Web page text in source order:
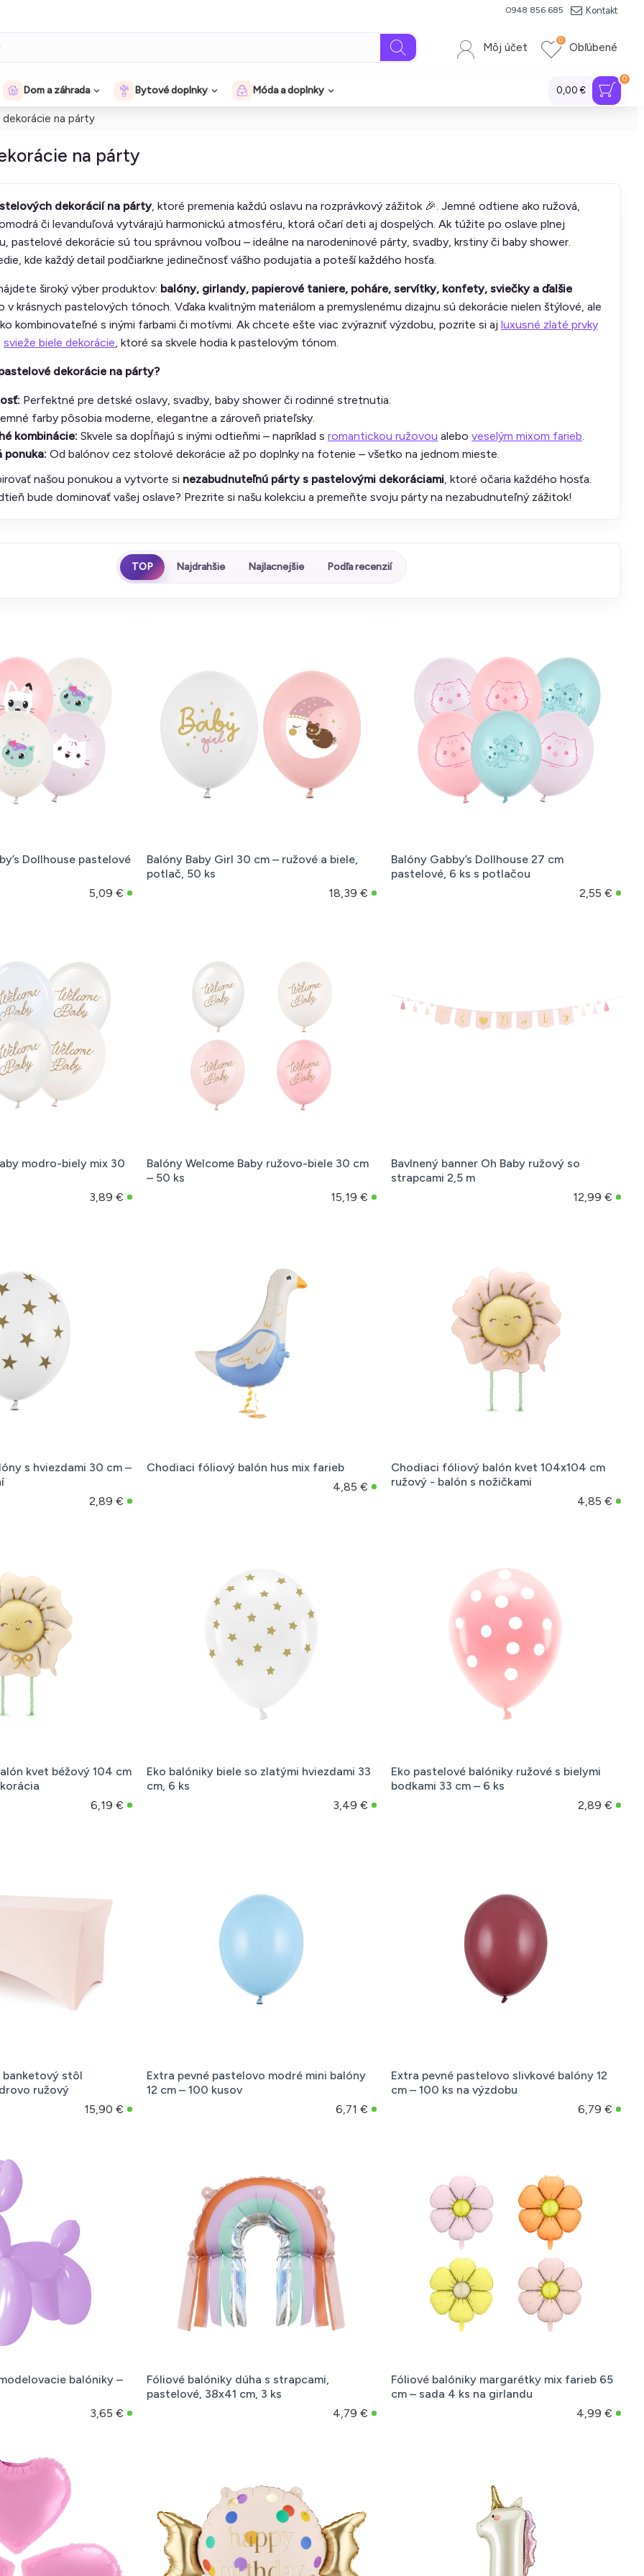
0948 856 685 Kontakt
Môj účet Obľúbené
0
Dom a záhrada Bytové doplnky Móda a doplnky 0,00 €
0
na párty
na párty
dekorácií na párty, ktoré premenia každú oslavu na rozprávkový zážitok 🎉. Jemné odtiene ako ružová,
či levanduľová vytvárajú harmonickú atmosféru, ktorá očarí deti aj dospelých. Ak túžite po oslave plnej
pastelové dekorácie sú tou správnou voľbou – ideálne na narodeninové párty, svadby, krstiny či baby shower.
kde každý detail podčiarkne jedinečnosť vášho podujatia a poteší každého hosťa.
široký výber produktov: balóny, girlandy, papierové taniere, poháre, servítky, konfety, sviečky a ďalšie
v krásnych pastelových tónoch. Vďaka kvalitným materiálom a premyslenému dizajnu sú dekorácie nielen štýlové, ale
kombinovateľné s inými farbami či motívmi. Ak chcete ešte viac zvýrazniť výzdobu, pozrite si aj luxusné zlaté prvky
svieže biele dekorácie, ktoré sa skvele hodia k pastelovým tónom.
dekorácie na párty?
Perfektné pre detské oslavy, svadby, baby shower či rodinné stretnutia.
farby pôsobia moderne, elegantne a zároveň priateľsky.
kombinácie: Skvele sa dopĺňajú s inými odtieňmi – napríklad s romantickou ružovou alebo veselým mixom farieb.
ponuka: Od balónov cez stolové dekorácie až po doplnky na fotenie – všetko na jednom mieste.
našou ponukou a vytvorte si nezabudnuteľnú párty s pastelovými dekoráciami, ktoré očaria každého hosťa.
bude dominovať vašej oslave? Prezrite si našu kolekciu a premeňte svoju párty na nezabudnuteľný zážitok!
TOP Najdrahšie Najlacnejšie Podľa recenzií
Dollhouse pastelové
5,09 €
Balóny Baby Girl 30 cm – ružové a biele,
potlač, 50 ks
18,39 €
Balóny Gabby’s Dollhouse 27 cm
pastelové, 6 ks s potlačou
2,55 €
modro-biely mix 30
3,89 €
Balóny Welcome Baby ružovo-biele 30 cm
– 50 ks
15,19 €
Bavlnený banner Oh Baby ružový so
strapcami 2,5 m
12,99 €
s hviezdami 30 cm –
2,89 €
Chodiaci fóliový balón hus mix farieb
4,85 €
Chodiaci fóliový balón kvet 104x104 cm
ružový - balón s nožičkami
4,85 €
kvet béžový 104 cm
6,19 €
Eko balóniky biele so zlatými hviezdami 33
cm, 6 ks
3,49 €
Eko pastelové balóniky ružové s bielymi
bodkami 33 cm – 6 ks
2,89 €
banketový stôl
ružový
15,90 €
Extra pevné pastelovo modré mini balóny
12 cm – 100 kusov
6,71 €
Extra pevné pastelovo slivkové balóny 12
cm – 100 ks na výzdobu
6,79 €
balóniky –
3,65 €
Fóliové balóniky dúha s strapcami,
pastelové, 38x41 cm, 3 ks
4,79 €
Fóliové balóniky margarétky mix farieb 65
cm – sada 4 ks na girlandu
4,99 €